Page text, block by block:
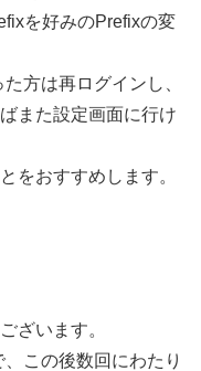
を好みのPrefixの変
方は再ログインし、
また設定画面に行け
をおすすめします。
ざいます。
この後数回にわたり